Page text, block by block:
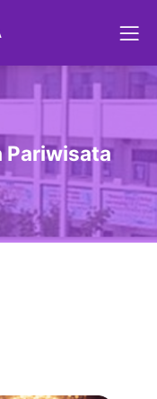
Pariwisata